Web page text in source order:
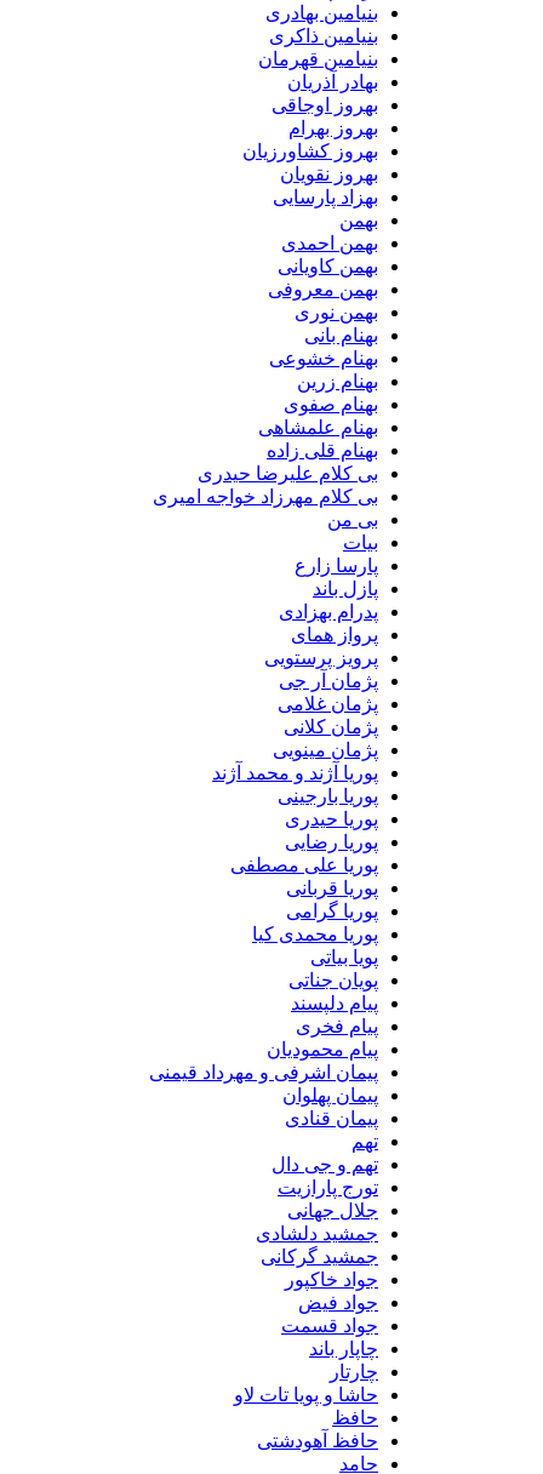
بنیامین بهادری
بنیامین ذاکری
بنیامین قهرمان
بهادر آذریان
بهروز اوجاقی
بهروز بهرام
بهروز کشاورزیان
بهروز نقویان
بهزاد پارسایی
بهمن احمدی
بهمن کاویانی
بهمن معروفی
بهمن نوری
بهنام بانی
بهنام خشوعی
بهنام زرین
بهنام صفوی
بهنام علمشاهی
بهنام قلی زاده
بی کلام علیرضا حیدری
بی کلام مهرزاد خواجه امیری
پارسا زارع
پازل باند
پدرام بهزادی
پرواز همای
پرویز پرستویی
پژمان آر جی
پژمان غلامی
پژمان کلانی
پژمان مینویی
پوریا آژند و محمد آژند
پوریا بارجینی
پوریا حیدری
پوریا رضایی
پوریا علی مصطفی
پوریا قربانی
پوریا گرامی
پوریا محمدی کیا
پویا بیاتی
پویان جناتی
پیام دلپسند
پیام فخری
پیام محمودیان
پیمان اشرفی و مهرداد قیمنی
پیمان پهلوان
پیمان قنادی
تهم و جی دال
تورج پارازیت
جلال جهانی
جمشید دلشادی
جمشید گرکانی
جواد خاکپور
جواد فیض
جواد قسمت
چاپار باند
حاشا و پویا تات لاو
حافظ آهودشتی